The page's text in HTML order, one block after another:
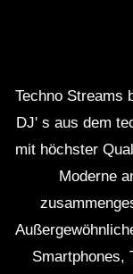
Techno Streams
DJ' s aus dem
mit höchster
Moderne
Smartphones,